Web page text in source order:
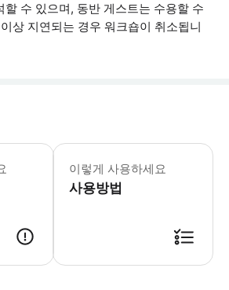
할 수 있으며, 동반 게스트는 수용할 수
상 지연되는 경우 워크숍이 취소됩니
언어: 프랑스어 또는 영어. 사전 조건
이렇게 사용하세요
사용방법